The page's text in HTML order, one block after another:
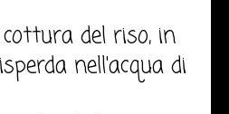
del riso, in
nell'acqua di